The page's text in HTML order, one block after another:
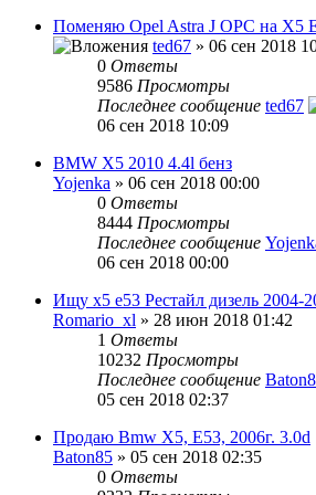
Поменяю Opel Astra J OPC на Х5
ted67 » 06 сен 2018
0 Ответы
9586 Просмотры
Последнее сообщение ted67
06 сен 2018 10:09
BMW X5 2010 4.4l бенз
Yojenka » 06 сен 2018 00:00
0 Ответы
8444 Просмотры
Последнее сообщение
06 сен 2018 00:00
Ищу х5 е53 Рестайл дизель 2004-
Romario_xl » 28 июн 2018 01:42
1 Ответы
10232 Просмотры
Последнее сообщение
05 сен 2018 02:37
Продаю Bmw X5, E53, 2006г. 3.0d
Baton85 » 05 сен 2018 02:35
0 Ответы